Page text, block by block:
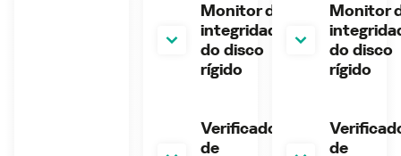
Monitor de
integridade
do disco
rígido
Monitor
do disco
rígido
Verificador
de
de